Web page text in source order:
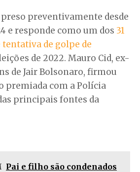
preventivamente desde
e responde como um dos 31
tentativa de golpe de
de 2022. Mauro Cid, ex-
de Jair Bolsonaro, firmou
premiada com a Polícia
principais fontes da
Pai e filho são condenados